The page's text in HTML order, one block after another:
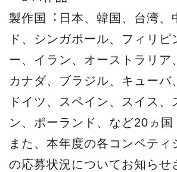
製作国︓⽇本、韓国、台湾、
ド、シンガポール、フィリピ
ー、イラン、オーストラリア
カナダ、ブラジル、キューバ
ドイツ、スペイン、スイス、
ン、ポーランド、など20ヵ国
また、本年度の各コンペティ
の応募状況についてお知らせ